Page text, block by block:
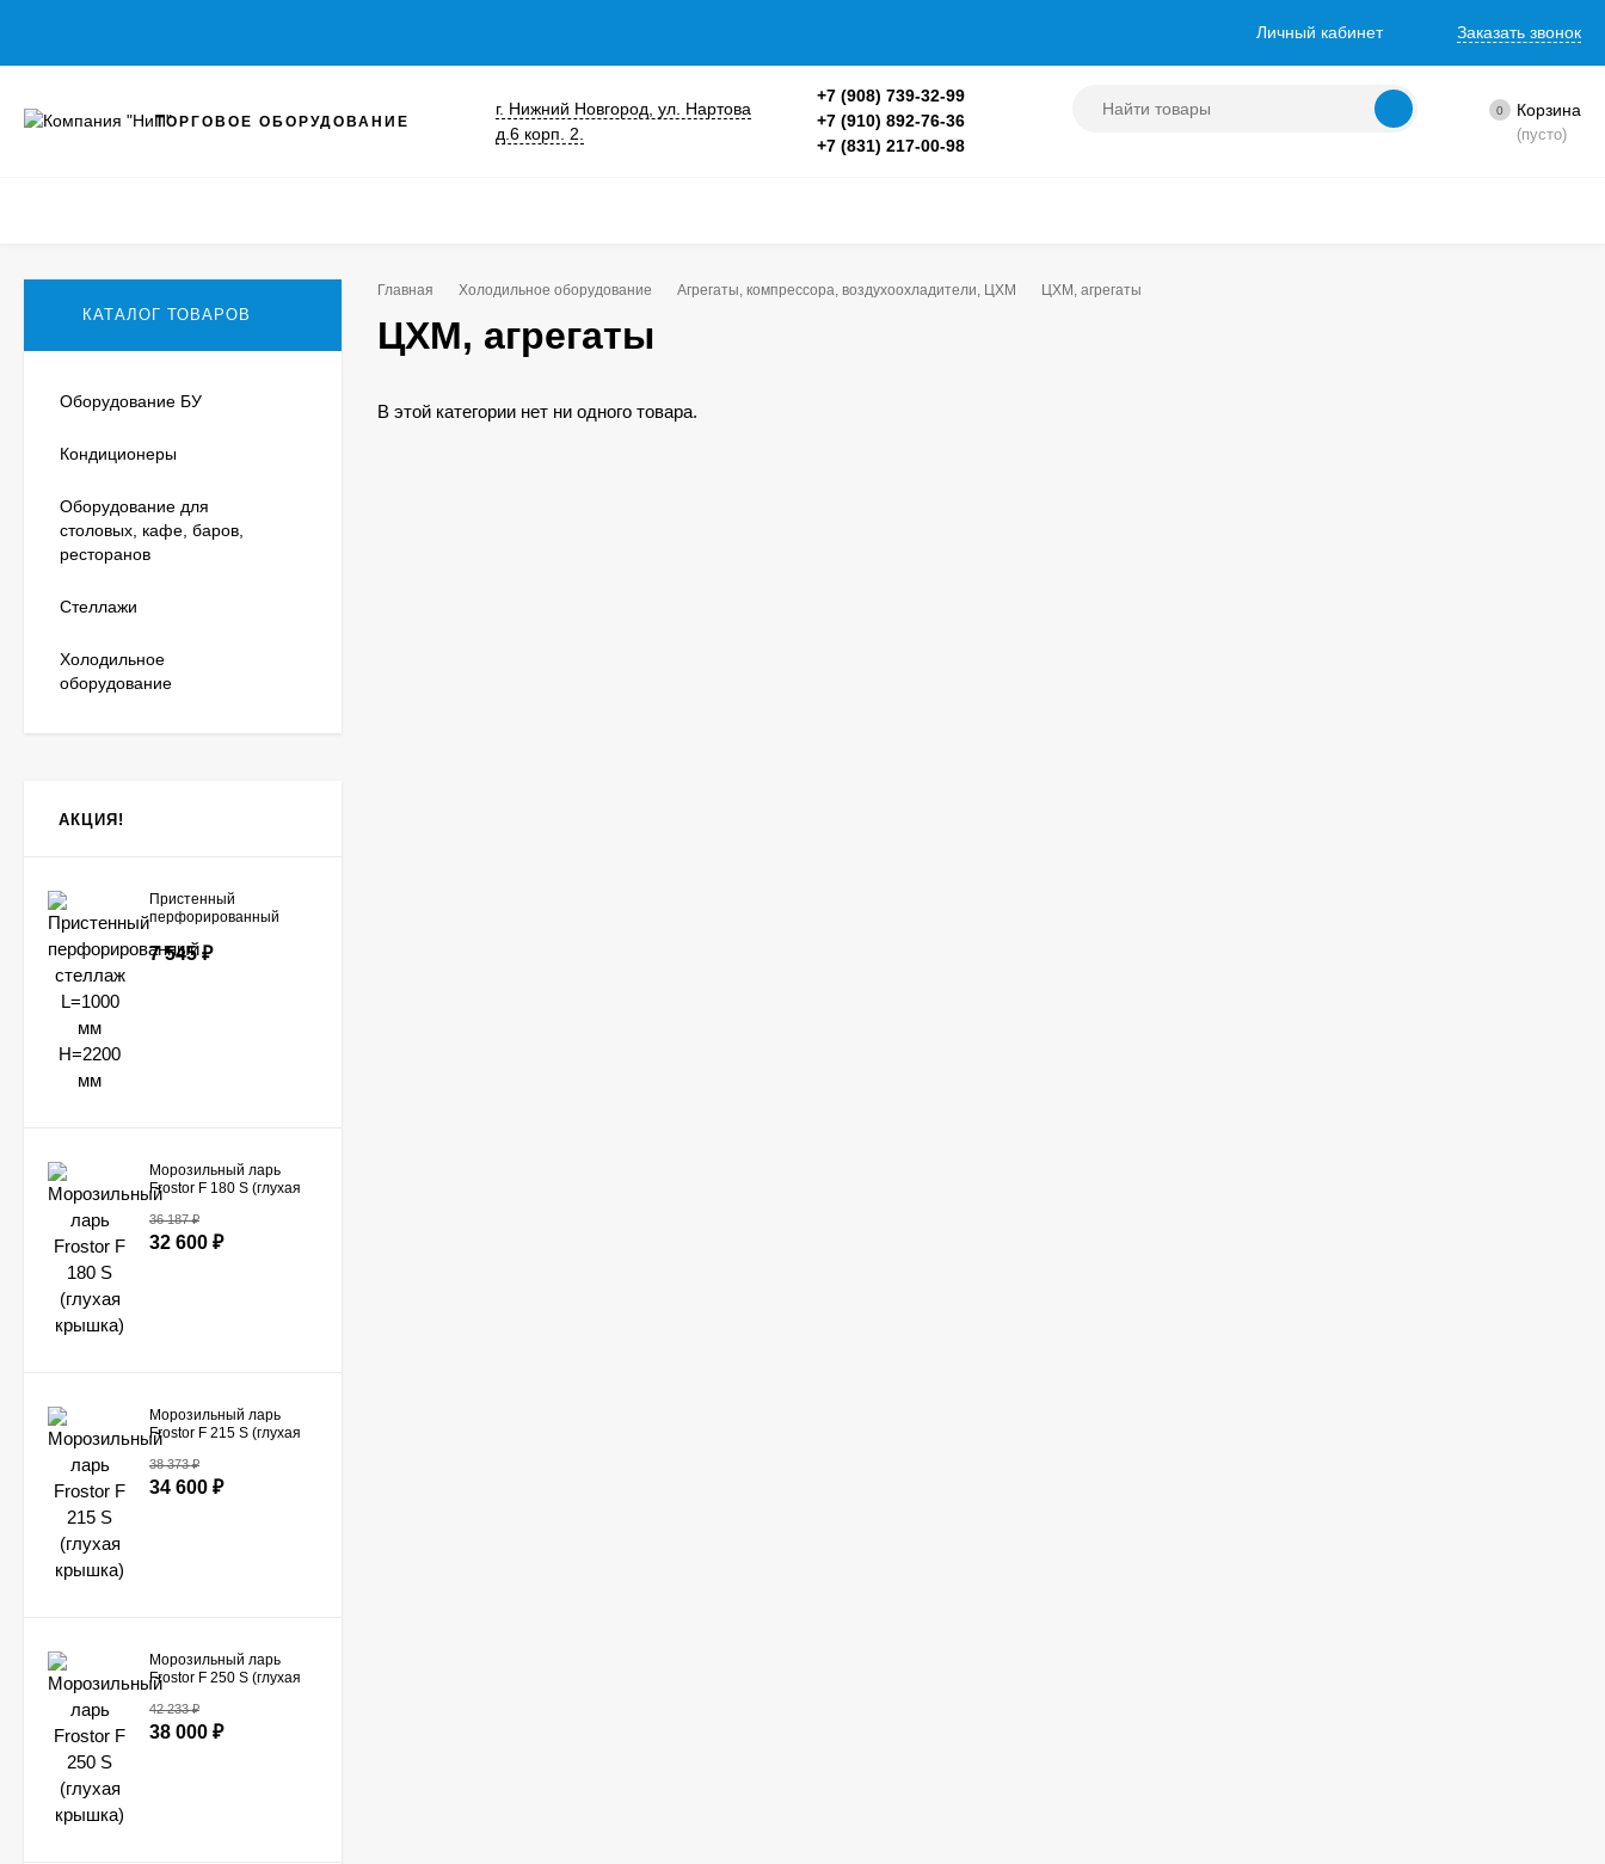
Личный кабинет Заказать звонок
ТОРГОВОЕ ОБОРУДОВАНИЕ
г. Нижний Новгород, ул. Нартова
д.6 корп. 2.
+7 (908) 739-32-99
+7 (910) 892-76-36
+7 (831) 217-00-98
0 Корзина
(пусто)
Главная Холодильное оборудование Агрегаты, компрессора, воздухоохладители, ЦХМ ЦХМ, агрегаты
ЦХМ, агрегаты
В этой категории нет ни одного товара.
КАТАЛОГ ТОВАРОВ
Оборудование БУ
Кондиционеры
Оборудование для
столовых, кафе, баров,
ресторанов
Стеллажи
Холодильное
оборудование
АКЦИЯ!
Пристенный
перфорированный
H=2200 мм
7 545₽
Морозильный ларь
Frostor F 180 S (глухая
36 187₽
32 600 ₽
Морозильный ларь
Frostor F 215 S (глухая
38 373₽
34 600 ₽
Морозильный ларь
Frostor F 250 S (глухая
42 233₽
38 000 ₽